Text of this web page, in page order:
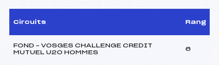
Circuits Rang
FOND – VOSGES CHALLENGE CREDIT
MUTUEL U20 HOMMES
6